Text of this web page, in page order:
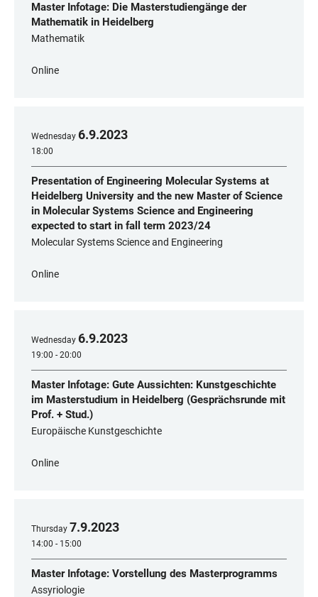
Master Infotage: Die Masterstudiengänge der
Mathematik in Heidelberg
Mathematik
Online
Wednesday 6.9.2023
18:00
Presentation of Engineering Molecular Systems at
Heidelberg University and the new Master of Science
in Molecular Systems Science and Engineering
expected to start in fall term 2023/24
Molecular Systems Science and Engineering
Online
Wednesday 6.9.2023
19:00 - 20:00
Master Infotage: Gute Aussichten: Kunstgeschichte
im Masterstudium in Heidelberg (Gesprächsrunde mit
Prof. + Stud.)
Europäische Kunstgeschichte
Online
Thursday 7.9.2023
14:00 - 15:00
Master Infotage: Vorstellung des Masterprogramms
Assyriologie